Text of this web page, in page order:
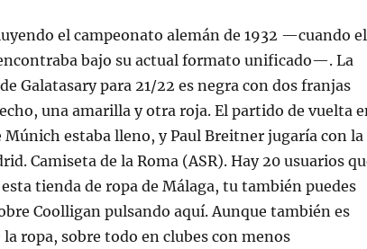
el campeonato alemán de 1932 —cuando el
bajo su actual formato unificado—. La
Galatasary para 21/22 es negra con dos franjas
una amarilla y otra roja. El partido de vuelta
Múnich estaba lleno, y Paul Breitner jugaría con la
Camiseta de la Roma (ASR). Hay 20 usuarios
tienda de ropa de Málaga, tu también puedes
Coolligan pulsando aquí. Aunque también es
ropa, sobre todo en clubes con menos